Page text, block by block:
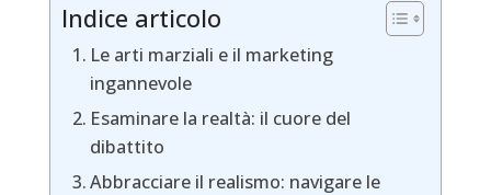
Indice articolo
Le arti marziali e il marketing
ingannevole
Esaminare la realtà: il cuore del
dibattito
Abbracciare il realismo: navigare le